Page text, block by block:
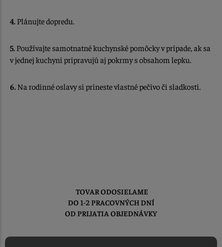
4. Plánujte dopredu.
5. Používajte samotnatné kuchynské pomôcky v prípade, ak sa
v jednej kuchyni pripravujú aj pokrmy s obsahom lepku.
6. Na rodinné oslavy si prineste vlastné pečivo či sladkosti.
TOVAR ODOSIELAME
DO 1-2 PRACOVNÝCH DNÍ
OD PRIJATIA OBJEDNÁVKY